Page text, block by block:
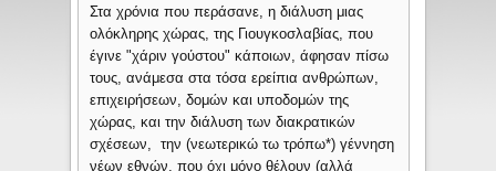
Στα χρόνια που περάσανε, η διάλυση μιας
ολόκληρης χώρας, της Γιουγκοσλαβίας, που
έγινε "χάριν γούστου" κάποιων, άφησαν πίσω
τους, ανάμεσα στα τόσα ερείπια ανθρώπων,
επιχειρήσεων, δομών και υποδομών της
χώρας, και την διάλυση των διακρατικών
σχέσεων, την (νεωτερικώ τω τρόπω*) γέννηση
νέων εθνών, που όχι μόνο θέλουν (αλλά